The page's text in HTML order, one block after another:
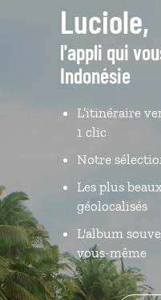
Luciole,
l'appli qui
Indonésie
L’itinéraire
1 clic
Notre
Les plus
géolocalisés
L'album
vous-même